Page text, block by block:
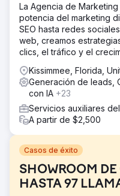
La Agencia de
potencia del marketing
SEO hasta redes
web, creamos
clics, el tráfico y el
Kissimmee, Florida,
Generación de leads,
con IA +23
Servicios auxiliares
A partir de $2,500
Casos de éxito
SHOWROOM
HASTA 97